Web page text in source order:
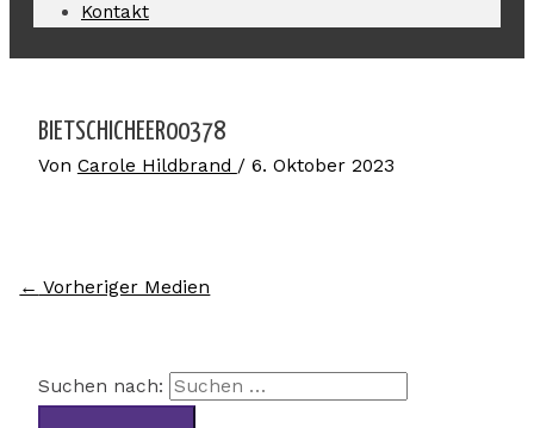
Kontakt
BIETSCHICHEER00378
Von Carole Hildbrand / 6. Oktober 2023
← Vorheriger Medien
Suchen nach: